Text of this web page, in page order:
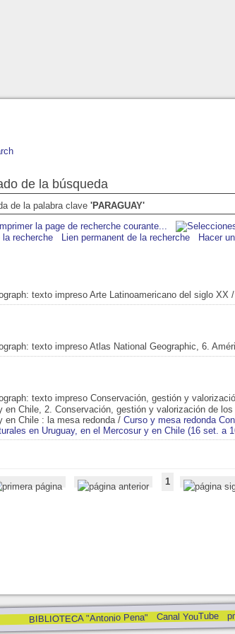
de la búsqueda
de la palabra clave 'PARAGUAY'
recherche
Lien permanent de la recherche Hacer
Arte Latinoamericano del siglo XX /
Atlas National Geographic, 6.
Conservación, gestión y
en Chile, 2. Conservación, gestión y valorización de
en Chile : la mesa redonda / Curso y mesa redonda
en Uruguay, en el Mercosur y en Chile (16 set. a
1
BIBLIOTECA "Antonio Pena" Canal YouTube